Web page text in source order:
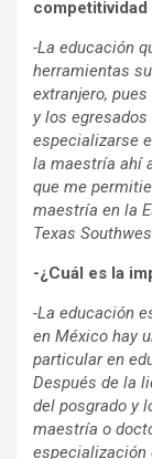
-La educación
herramientas
extranjero,
y los
especializarse
la maestría ahí
que me
maestría en la
Texas
-¿Cuál es la
-La educación
en México hay
particular en
Después de la
del posgrado y
maestría o
especialización